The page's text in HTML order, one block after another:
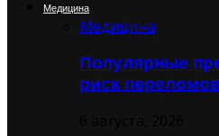
Медицина
Медицина
Популярные
риск